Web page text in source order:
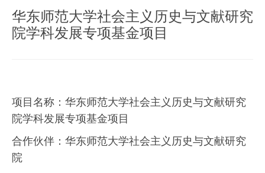
华东师范大学社会主义历史与文献研究
院学科发展专项基金项目
项目名称：华东师范大学社会主义历史与文献研究
院学科发展专项基金项目
合作伙伴：华东师范大学社会主义历史与文献研究
院